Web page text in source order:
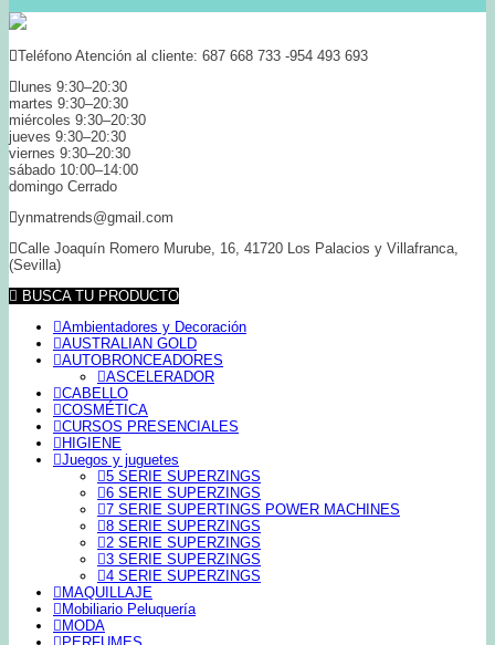
Teléfono Atención al cliente: 687 668 733 -954 493 693
lunes 9:30–20:30
martes 9:30–20:30
miércoles 9:30–20:30
jueves 9:30–20:30
viernes 9:30–20:30
sábado 10:00–14:00
domingo Cerrado
ynmatrends@gmail.com
Calle Joaquín Romero Murube, 16, 41720 Los Palacios y Villafranca,
(Sevilla)
BUSCA TU PRODUCTO
Ambientadores y Decoración
AUSTRALIAN GOLD
AUTOBRONCEADORES
ASCELERADOR
CABELLO
COSMÉTICA
CURSOS PRESENCIALES
HIGIENE
Juegos y juguetes
5 SERIE SUPERZINGS
6 SERIE SUPERZINGS
7 SERIE SUPERTINGS POWER MACHINES
8 SERIE SUPERZINGS
2 SERIE SUPERZINGS
3 SERIE SUPERZINGS
4 SERIE SUPERZINGS
MAQUILLAJE
Mobiliario Peluquería
MODA